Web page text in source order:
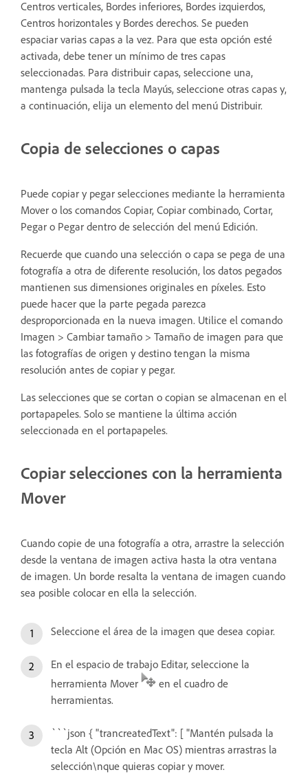
Centros verticales, Bordes inferiores, Bordes izquierdos,
Centros horizontales y Bordes derechos. Se pueden
espaciar varias capas a la vez. Para que esta opción esté
activada, debe tener un mínimo de tres capas
seleccionadas. Para distribuir capas, seleccione una,
mantenga pulsada la tecla Mayús, seleccione otras capas y,
a continuación, elija un elemento del menú Distribuir.
Copia de selecciones o capas
Puede copiar y pegar selecciones mediante la herramienta
Mover o los comandos Copiar, Copiar combinado, Cortar,
Pegar o Pegar dentro de selección del menú Edición.
Recuerde que cuando una selección o capa se pega de una
fotografía a otra de diferente resolución, los datos pegados
mantienen sus dimensiones originales en píxeles. Esto
puede hacer que la parte pegada parezca
desproporcionada en la nueva imagen. Utilice el comando
Imagen > Cambiar tamaño > Tamaño de imagen para que
las fotografías de origen y destino tengan la misma
resolución antes de copiar y pegar.
Las selecciones que se cortan o copian se almacenan en el
portapapeles. Solo se mantiene la última acción
seleccionada en el portapapeles.
Copiar selecciones con la herramienta
Mover
Cuando copie de una fotografía a otra, arrastre la selección
desde la ventana de imagen activa hasta la otra ventana
de imagen. Un borde resalta la ventana de imagen cuando
sea posible colocar en ella la selección.
Seleccione el área de la imagen que desea copiar.
En el espacio de trabajo Editar, seleccione la
herramienta Mover
en el cuadro de
herramientas.
```json { "trancreatedText": [ "Mantén pulsada la
tecla Alt (Opción en Mac OS) mientras arrastras la
selección\nque quieras copiar y mover.